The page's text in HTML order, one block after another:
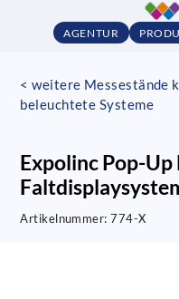
AGENTUR
< weitere Messestände
beleuchtete Systeme
Expolinc Pop-
Artikelnummer:774-X